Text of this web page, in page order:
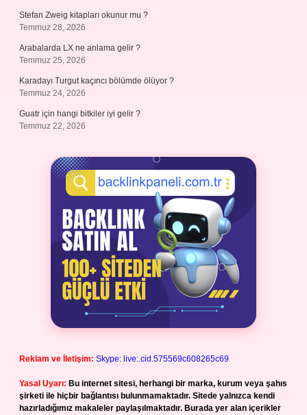
Stefan Zweig kitapları okunur mu ?
Temmuz 28, 2026
Arabalarda LX ne anlama gelir ?
Temmuz 25, 2026
Karadayı Turgut kaçıncı bölümde ölüyor ?
Temmuz 24, 2026
Guatr için hangi bitkiler iyi gelir ?
Temmuz 22, 2026
Reklam ve İletişim: Skype: live:.cid.575569c608265c69
Yasal Uyarı: Bu internet sitesi, herhangi bir marka, kurum veya şahıs
şirketi ile hiçbir bağlantısı bulunmamaktadır. Sitede yalnızca kendi
hazırladığımız makaleler paylaşılmaktadır. Burada yer alan içerikler